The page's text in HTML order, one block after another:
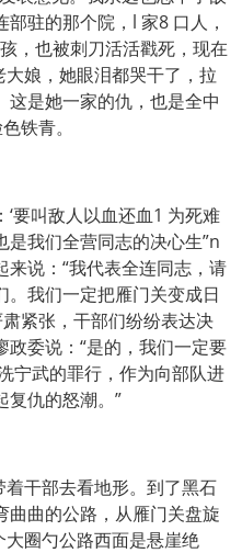
驻的那个院，l 家8 口人，
，也被刺刀活活戳死，现在
娘，她眼泪都哭干了，拉
是她一家的仇，也是全中
铁青。
要叫敌人以血还血1 为死难
我们全营同志的决心生”n
说：“我代表全连同志，请
我们一定把雁门关变成日
紧张，干部们纷纷表达决
委说：“是的，我们一定要
宁武的罪行，作为向部队进
复仇的怒潮。”
干部去看地形。到了黑石
曲曲的公路，从雁门关盘旋
圈勺公路西面是悬崖绝